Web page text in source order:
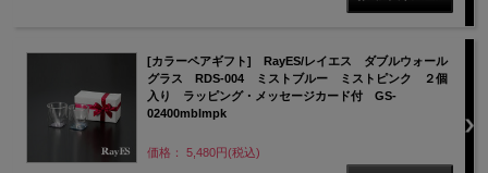
[カラーペアギフト] RayES/レイエス ダブルウォール
グラス RDS-004 ミストブルー ミストピンク ２個
入り ラッピング・メッセージカード付 GS-
02400mblmpk
価格： 5,480円(税込)